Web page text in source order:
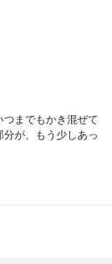
までもかき混ぜて
が、もう少しあっ